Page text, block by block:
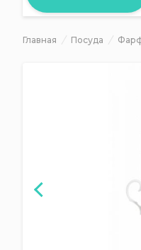
Главная Посуда